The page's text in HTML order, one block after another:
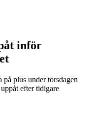
inför
på plus under torsdagen
efter tidigare